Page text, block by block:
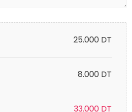
25.000 DT
8.000 DT
33.000 DT